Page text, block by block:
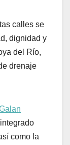
calles se
dignidad y
del Río,
drenaje
como la